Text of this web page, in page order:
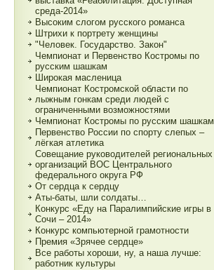
среда-2014»
Высоким слогом русского романса
Штрихи к портрету женщины
"Человек. Государство. Закон"
Чемпионат и Первенство Костромы по
русским шашкам
Широкая масленица
Чемпионат Костромской области по
лыжным гонкам среди людей с
ограниченными возможностями
Чемпионат Костромы по русским шашкам
Первенство России по спорту слепых –
лёгкая атлетика
Совещание руководителей региональных
организаций ВОС Центрального
федерального округа РФ
От сердца к сердцу
Аты-баты, шли солдаты…
Конкурс «Еду на Паралимпийские игры в
Сочи – 2014»
Конкурс компьютерной грамотности
Премия «Зрячее сердце»
Все работы хороши, ну, а наша лучше:
работник культуры